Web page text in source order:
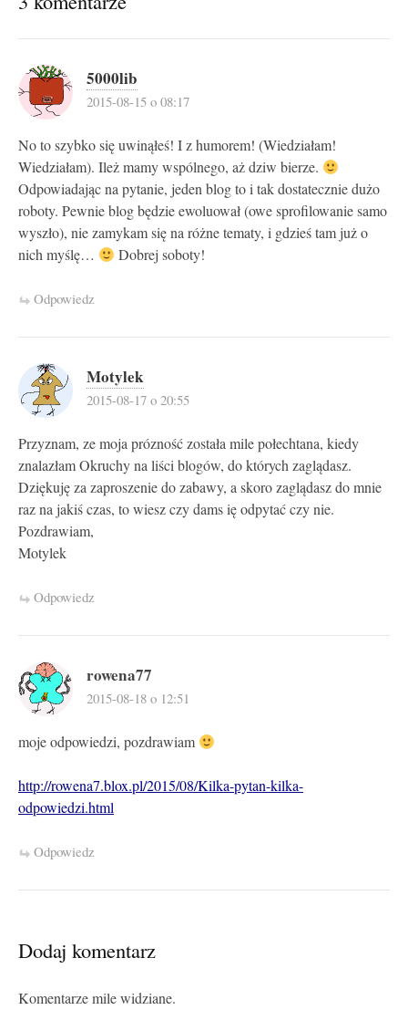
5000lib
2015-08-15 o 08:17
No to szybko się uwinąłeś! I z humorem! (Wiedziałam!
Wiedziałam). Ileż mamy wspólnego, aż dziw bierze.
Odpowiadając na pytanie, jeden blog to i tak dostatecznie dużo
roboty. Pewnie blog będzie ewoluował (owe sprofilowanie samo
wyszło), nie zamykam się na różne tematy, i gdzieś tam już o
nich myślę…
Dobrej soboty!
Odpowiedz
Motylek
2015-08-17 o 20:55
Przyznam, ze moja prózność została mile połechtana, kiedy
znalazłam Okruchy na liści blogów, do których zaglądasz.
Dziękuję za zaproszenie do zabawy, a skoro zaglądasz do mnie
raz na jakiś czas, to wiesz czy dams ię odpytać czy nie.
Pozdrawiam,
Motylek
Odpowiedz
rowena77
2015-08-18 o 12:51
moje odpowiedzi, pozdrawiam
http://rowena7.blox.pl/2015/08/Kilka-pytan-kilka-
odpowiedzi.html
Odpowiedz
Dodaj komentarz
Komentarze mile widziane.